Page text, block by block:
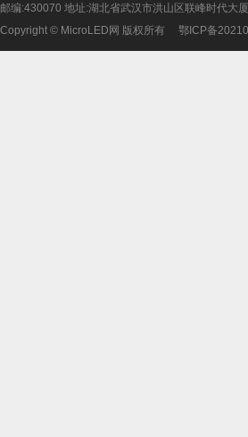
邮编:430070 地址:湖北省武汉市洪山区联峰时代大厦
Copyright © MicroLED网 版权所有 鄂ICP备